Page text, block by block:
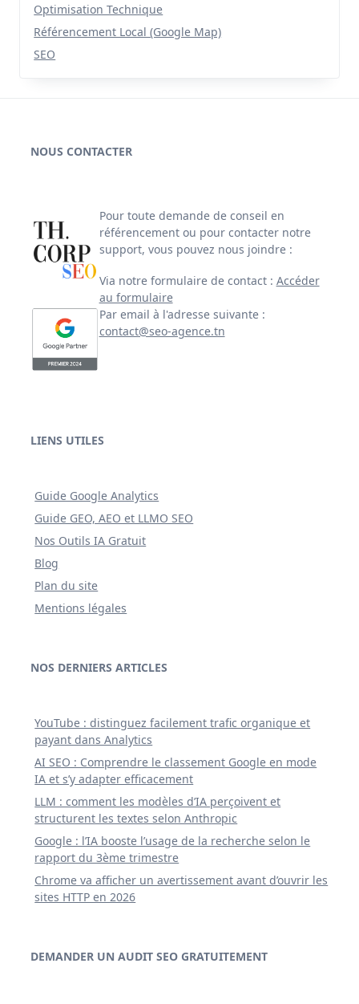
Optimisation Technique
Référencement Local (Google Map)
SEO
NOUS CONTACTER
Pour toute demande de conseil en
référencement ou pour contacter notre
support, vous pouvez nous joindre :
Via notre formulaire de contact : Accéder
au formulaire
Par email à l'adresse suivante :
contact@seo-agence.tn
LIENS UTILES
Guide Google Analytics
Guide GEO, AEO et LLMO SEO
Nos Outils IA Gratuit
Blog
Plan du site
Mentions légales
NOS DERNIERS ARTICLES
YouTube : distinguez facilement trafic organique et
payant dans Analytics
AI SEO : Comprendre le classement Google en mode
IA et s’y adapter efficacement
LLM : comment les modèles d’IA perçoivent et
structurent les textes selon Anthropic
Google : l’IA booste l’usage de la recherche selon le
rapport du 3ème trimestre
Chrome va afficher un avertissement avant d’ouvrir les
sites HTTP en 2026
DEMANDER UN AUDIT SEO GRATUITEMENT